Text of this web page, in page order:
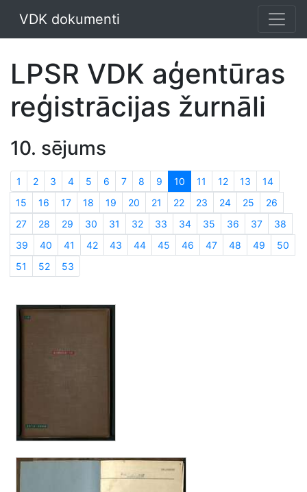
VDK dokumenti
LPSR VDK aģentūras
reģistrācijas žurnāli
10. sējums
1 2 3 4 5 6 7 8 9 10 11 12 13
14
15
16 17 18 19 20 21 22 23 24 25
26
27
28 29 30 31 32 33 34 35 36 37
38
39
40 41 42 43 44 45 46 47 48 49
50
51
52 53